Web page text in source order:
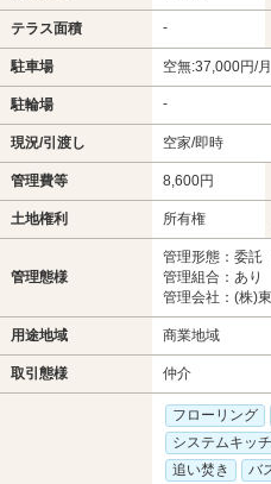
テラス面積 -
駐車場 空無:37,000円/月
駐輪場 -
現況/引渡し 空家/即時
管理費等 8,600円
土地権利 所有権
管理態様
管理形態：委託
管理組合：あり
管理会社：(株)
用途地域 商業地域
取引態様 仲介
フローリング
システムキッ
追い焚き
バ